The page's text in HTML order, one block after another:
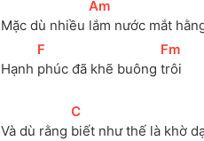
Mặc dù nhiều
[
Am
lắm nước mắt
Hạnh
[F
phúc đã khẽ buông
[Fm
trôi
Và dù rằng
[
C
biết như thế là khờ